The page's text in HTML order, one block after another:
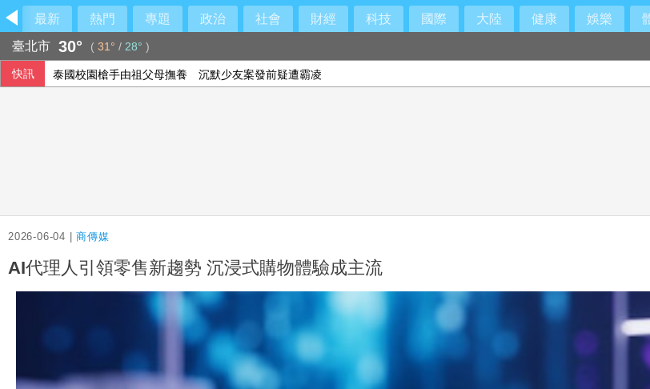
最新 熱門 專題 政治 社會 財經 科技 國際 大陸 健康 娛樂
臺北市 30° ( 31° / 28° )
快訊 泰國校園槍手由祖父母撫養 沉默少友案發前疑遭霸凌
2026-06-04 |商傳媒
AI代理人引領零售新趨勢 沉浸式購物體驗成主流